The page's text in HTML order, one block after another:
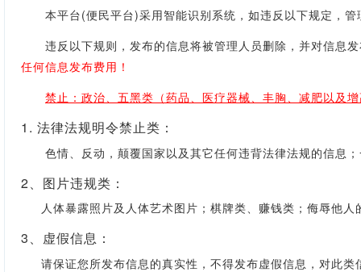
本平台(便民平台)采用智能识别系统，如违反以下规定，管
违反以下规则，发布的信息将被管理人员删除，并对信息
任何信息发布费用！
禁止：政治、五黑类（药品、医疗器械、丰胸、减肥以及
1. 法律法规明令禁止类：
色情、反动，颠覆国家以及其它任何违背法律法规的信息
2、图片违规类：
人体暴露照片及人体艺术图片；棋牌类、赚钱类；侮辱他人
3、虚假信息：
请保证您所发布信息的真实性，不得发布虚假信息，对此类